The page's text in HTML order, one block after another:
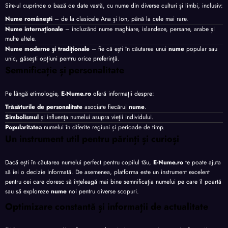
Site-ul cuprinde o bază de date vastă, cu nume din diverse culturi și limbi, inclusiv:
Nume românești – de la clasicele Ana și Ion, până la cele mai rare.
Nume internaționale – incluzând nume maghiare, islandeze, persane, arabe și
multe altele.
Nume moderne și tradiționale – fie că ești în căutarea unui nume popular sau
unic, găsești opțiuni pentru orice preferință.
Semnificație și personalitate
Pe lângă etimologie, E-Nume.ro oferă informații despre:
Trăsăturile de personalitate asociate fiecărui nume.
Simbolismul și influența numelui asupra vieții individului.
Popularitatea numelui în diferite regiuni și perioade de timp.
Un instrument util pentru părinți și curioși
Dacă ești în căutarea numelui perfect pentru copilul tău, E-Nume.ro te poate ajuta
să iei o decizie informată. De asemenea, platforma este un instrument excelent
pentru cei care doresc să înțeleagă mai bine semnificația numelui pe care îl poartă
sau să exploreze nume noi pentru diverse scopuri.
Optimizare constantă și informații de actualitate